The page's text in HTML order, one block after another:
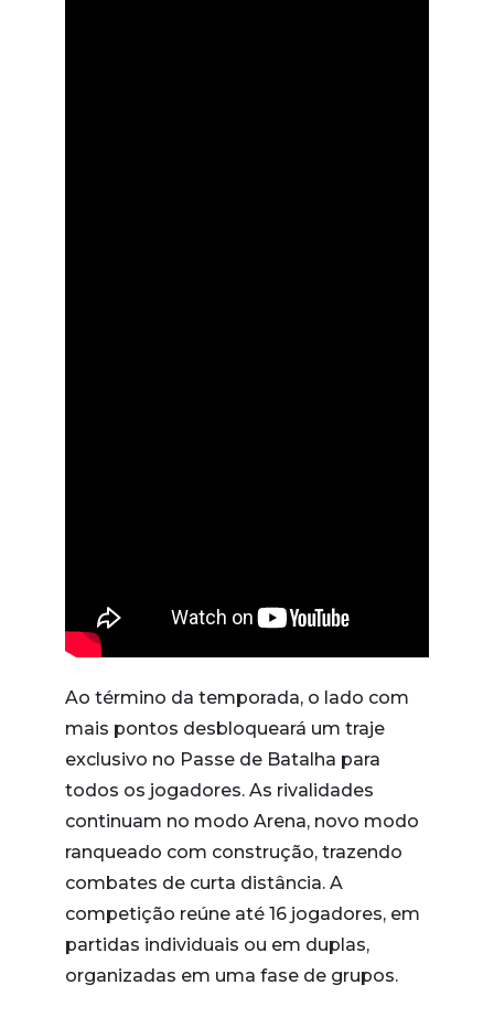
Ao término da temporada, o lado com
mais pontos desbloqueará um traje
exclusivo no Passe de Batalha para
todos os jogadores. As rivalidades
continuam no modo Arena, novo modo
ranqueado com construção, trazendo
combates de curta distância. A
competição reúne até 16 jogadores, em
partidas individuais ou em duplas,
organizadas em uma fase de grupos.